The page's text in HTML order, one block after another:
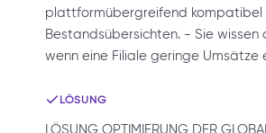
plattformübergreifend kompatibel
Bestandsübersichten. - Sie wissen
wenn eine Filiale geringe Umsätze
LÖSUNG
LÖSUNG OPTIMIERUNG DER